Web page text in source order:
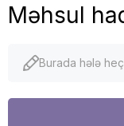
Məhsul
Burada hələ